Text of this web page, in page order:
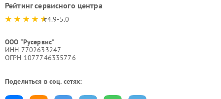
Рейтинг сервисного центра
4.9-5.0
ООО "Русервис"
ИНН 7702633247
ОГРН 1077746335776
Поделиться в соц. сетях: